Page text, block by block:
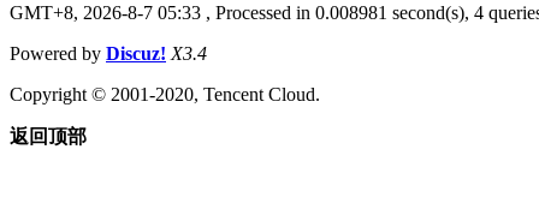
GMT+8, 2026-8-7 05:33 , Processed in 0.008981 second(s), 4
Powered by Discuz! X3.4
Copyright © 2001-2020, Tencent Cloud.
返回顶部